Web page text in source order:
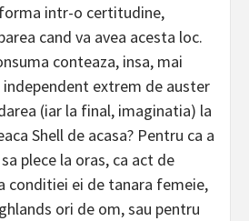
intr-o certitudine,
cand va avea acesta loc.
conteaza, insa, mai
extrem de auster
(iar la final, imaginatia) la
Shell de acasa? Pentru ca a
plece la oras, ca act de
conditiei ei de tanara femeie,
ori de om, sau pentru